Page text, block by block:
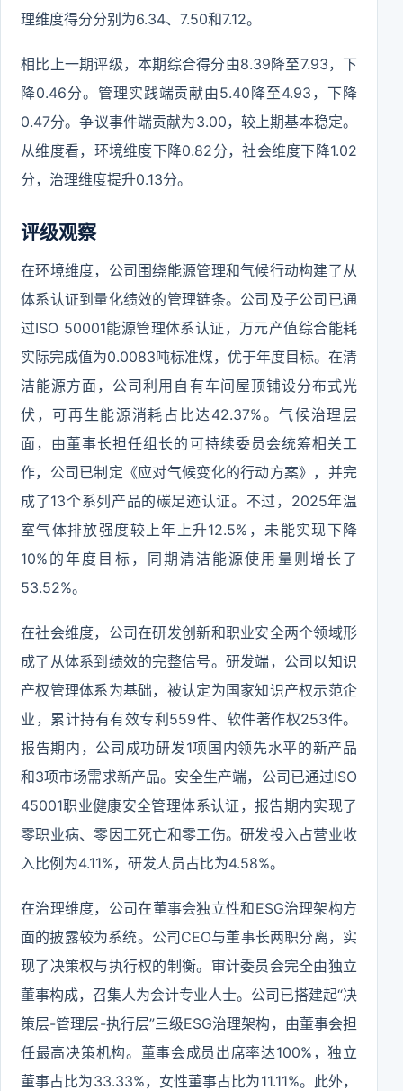
理维度得分分别为6.34、7.50和7.12。
相比上一期评级，本期综合得分由8.39降至7.93，下
降0.46分。管理实践端贡献由5.40降至4.93，下降
0.47分。争议事件端贡献为3.00，较上期基本稳定。
从维度看，环境维度下降0.82分，社会维度下降1.02
分，治理维度提升0.13分。
评级观察
在环境维度，公司围绕能源管理和气候行动构建了从
体系认证到量化绩效的管理链条。公司及子公司已通
过ISO 50001能源管理体系认证，万元产值综合能耗
实际完成值为0.0083吨标准煤，优于年度目标。在清
洁能源方面，公司利用自有车间屋顶铺设分布式光
伏，可再生能源消耗占比达42.37%。气候治理层
面，由董事长担任组长的可持续委员会统筹相关工
作，公司已制定《应对气候变化的行动方案》，并完
成了13个系列产品的碳足迹认证。不过，2025年温
室气体排放强度较上年上升12.5%，未能实现下降
10%的年度目标，同期清洁能源使用量则增长了
53.52%。
在社会维度，公司在研发创新和职业安全两个领域形
成了从体系到绩效的完整信号。研发端，公司以知识
产权管理体系为基础，被认定为国家知识产权示范企
业，累计持有有效专利559件、软件著作权253件。
报告期内，公司成功研发1项国内领先水平的新产品
和3项市场需求新产品。安全生产端，公司已通过ISO
45001职业健康安全管理体系认证，报告期内实现了
零职业病、零因工死亡和零工伤。研发投入占营业收
入比例为4.11%，研发人员占比为4.58%。
在治理维度，公司在董事会独立性和ESG治理架构方
面的披露较为系统。公司CEO与董事长两职分离，实
现了决策权与执行权的制衡。审计委员会完全由独立
董事构成，召集人为会计专业人士。公司已搭建起“决
策层-管理层-执行层”三级ESG治理架构，由董事会担
任最高决策机构。董事会成员出席率达100%，独立
董事占比为33.33%，女性董事占比为11.11%。此外，